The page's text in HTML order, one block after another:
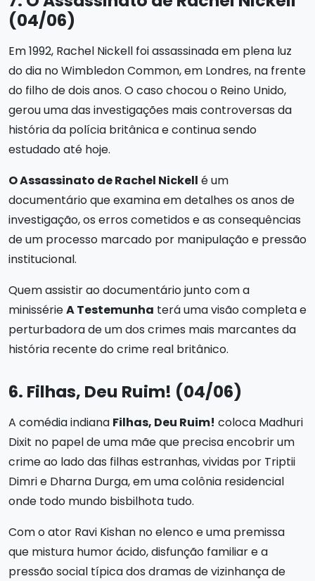
(04/06)
Em 1992, Rachel Nickell foi assassinada em plena luz
do dia no Wimbledon Common, em Londres, na frente
do filho de dois anos. O caso chocou o Reino Unido,
gerou uma das investigações mais controversas da
história da polícia britânica e continua sendo
estudado até hoje.
O Assassinato de Rachel Nickell é um
documentário que examina em detalhes os anos de
investigação, os erros cometidos e as consequências
de um processo marcado por manipulação e pressão
institucional.
Quem assistir ao documentário junto com a
minissérieA Testemunha terá uma visão completa e
perturbadora de um dos crimes mais marcantes da
história recente do crime real britânico.
6. Filhas, Deu Ruim! (04/06)
A comédia indiana Filhas, Deu Ruim! coloca Madhuri
Dixit no papel de uma mãe que precisa encobrir um
crime ao lado das filhas estranhas, vividas por Triptii
Dimri e Dharna Durga, em uma colônia residencial
onde todo mundo bisbilhota tudo.
Com o ator Ravi Kishan no elenco e uma premissa
que mistura humor ácido, disfunção familiar e a
pressão social típica dos dramas de vizinhança de